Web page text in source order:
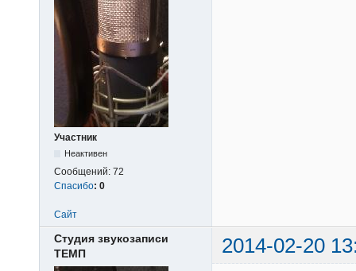
Участник
Неактивен
Сообщений: 72
Спасибо: 0
Сайт
Студия звукозаписи
ТЕМП
2014-02-20